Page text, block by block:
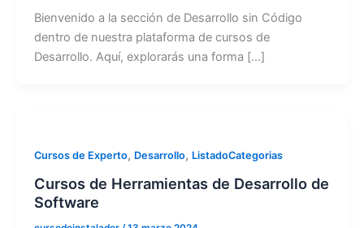
Bienvenido a la sección de Desarrollo sin Código
dentro de nuestra plataforma de cursos de
Desarrollo. Aquí, explorarás una forma [...]
Cursos de Experto, Desarrollo, ListadoCategorias
Cursos de Herramientas de Desarrollo de
Software